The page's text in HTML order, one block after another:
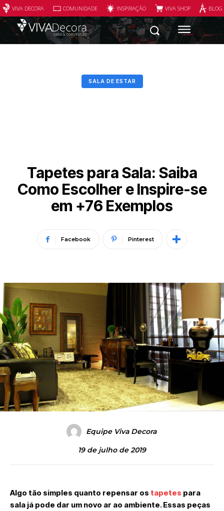
VIVA DECORA COMUNIDADE INSPIRAÇÃO VIVA SHOP
SALA DE ESTAR
Tapetes para Sala: Saiba
Como Escolher e Inspire-se
em +76 Exemplos
Facebook Pinterest
Equipe Viva Decora
19 de julho de 2019
Algo tão simples quanto repensar os tapetes para
sala já pode dar um novo ar ao ambiente. Essas peças